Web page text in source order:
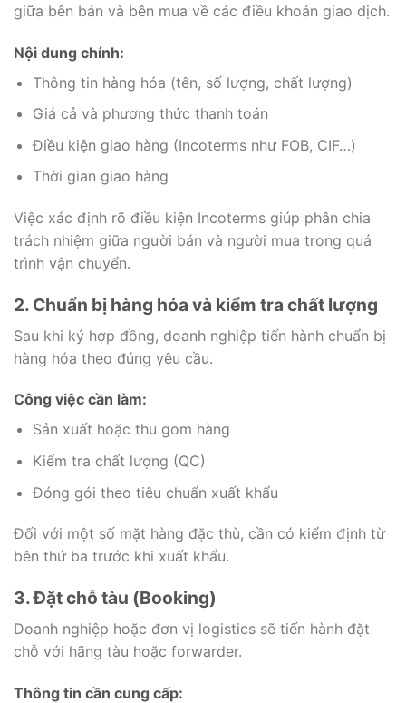
giữa bên bán và bên mua về các điều khoản giao dịch.
Nội dung chính:
Thông tin hàng hóa (tên, số lượng, chất lượng)
Giá cả và phương thức thanh toán
Điều kiện giao hàng (Incoterms như FOB, CIF…)
Thời gian giao hàng
Việc xác định rõ điều kiện Incoterms giúp phân chia
trách nhiệm giữa người bán và người mua trong quá
trình vận chuyển.
2. Chuẩn bị hàng hóa và kiểm tra chất lượng
Sau khi ký hợp đồng, doanh nghiệp tiến hành chuẩn bị
hàng hóa theo đúng yêu cầu.
Công việc cần làm:
Sản xuất hoặc thu gom hàng
Kiểm tra chất lượng (QC)
Đóng gói theo tiêu chuẩn xuất khẩu
Đối với một số mặt hàng đặc thù, cần có kiểm định từ
bên thứ ba trước khi xuất khẩu.
3. Đặt chỗ tàu (Booking)
Doanh nghiệp hoặc đơn vị logistics sẽ tiến hành đặt
chỗ với hãng tàu hoặc forwarder.
Thông tin cần cung cấp: